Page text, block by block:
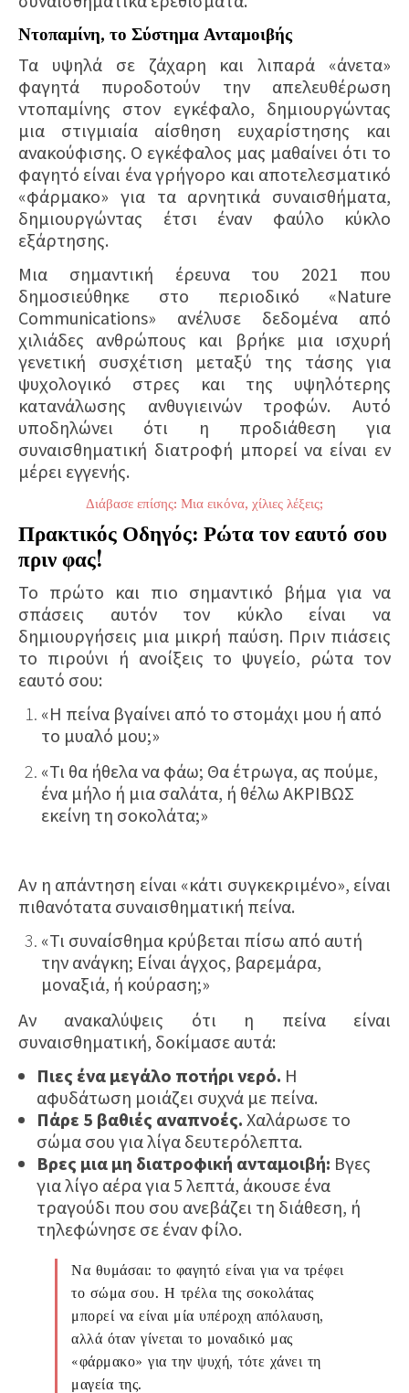
Ντοπαμίνη, το Σύστημα Ανταμοιβής
Τα υψηλά σε ζάχαρη και λιπαρά «άνετα»
φαγητά πυροδοτούν την απελευθέρωση
ντοπαμίνης στον εγκέφαλο, δημιουργώντας
μια στιγμιαία αίσθηση ευχαρίστησης και
ανακούφισης. Ο εγκέφαλος μας μαθαίνει ότι το
φαγητό είναι ένα γρήγορο και αποτελεσματικό
«φάρμακο» για τα αρνητικά συναισθήματα,
δημιουργώντας έτσι έναν φαύλο κύκλο
εξάρτησης.
Μια σημαντική έρευνα του 2021 που
δημοσιεύθηκε στο περιοδικό «Nature
Communications» ανέλυσε δεδομένα από
χιλιάδες ανθρώπους και βρήκε μια ισχυρή
γενετική συσχέτιση μεταξύ της τάσης για
ψυχολογικό στρες και της υψηλότερης
κατανάλωσης ανθυγιεινών τροφών. Αυτό
υποδηλώνει ότι η προδιάθεση για
συναισθηματική διατροφή μπορεί να είναι εν
μέρει εγγενής.
Διάβασε επίσης: Μια εικόνα, χίλιες λέξεις;
Πρακτικός Οδηγός: Ρώτα τον εαυτό σου
πριν φας!
Το πρώτο και πιο σημαντικό βήμα για να
σπάσεις αυτόν τον κύκλο είναι να
δημιουργήσεις μια μικρή παύση. Πριν πιάσεις
το πιρούνι ή ανοίξεις το ψυγείο, ρώτα τον
εαυτό σου:
«Η πείνα βγαίνει από το στομάχι μου ή από
το μυαλό μου;»
«Τι θα ήθελα να φάω; Θα έτρωγα, ας πούμε,
ένα μήλο ή μια σαλάτα, ή θέλω ΑΚΡΙΒΩΣ
εκείνη τη σοκολάτα;»
Αν η απάντηση είναι «κάτι συγκεκριμένο», είναι
πιθανότατα συναισθηματική πείνα.
«Τι συναίσθημα κρύβεται πίσω από αυτή
την ανάγκη; Είναι άγχος, βαρεμάρα,
μοναξιά, ή κούραση;»
Αν ανακαλύψεις ότι η πείνα είναι
συναισθηματική, δοκίμασε αυτά:
Πιες ένα μεγάλο ποτήρι νερό. Η
αφυδάτωση μοιάζει συχνά με πείνα.
Πάρε 5 βαθιές αναπνοές. Χαλάρωσε το
σώμα σου για λίγα δευτερόλεπτα.
Βρες μια μη διατροφική ανταμοιβή: Βγες
για λίγο αέρα για 5 λεπτά, άκουσε ένα
τραγούδι που σου ανεβάζει τη διάθεση, ή
τηλεφώνησε σε έναν φίλο.
Να θυμάσαι: το φαγητό είναι για να τρέφει
το σώμα σου. Η τρέλα της σοκολάτας
μπορεί να είναι μία υπέροχη απόλαυση,
αλλά όταν γίνεται το μοναδικό μας
«φάρμακο» για την ψυχή, τότε χάνει τη
μαγεία της.